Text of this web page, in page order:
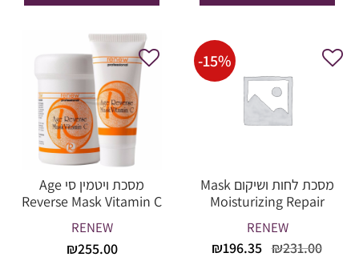
-15%
מסכת לחות ושיקום Mask
Moisturizing Repair
RENEW
₪231.00
המחיר₪196.35
מסכת ויטמין סי Age
Reverse Mask Vitamin C
RENEW
₪255.00